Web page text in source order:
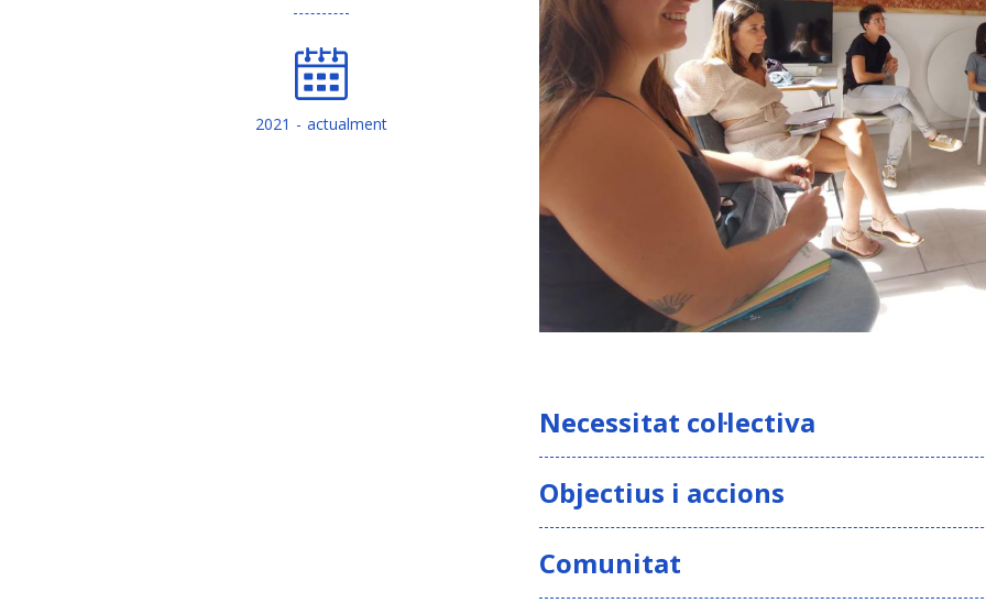
2021 actualment
Necessitat col·lectiva
Objectius i accions
Comunitat